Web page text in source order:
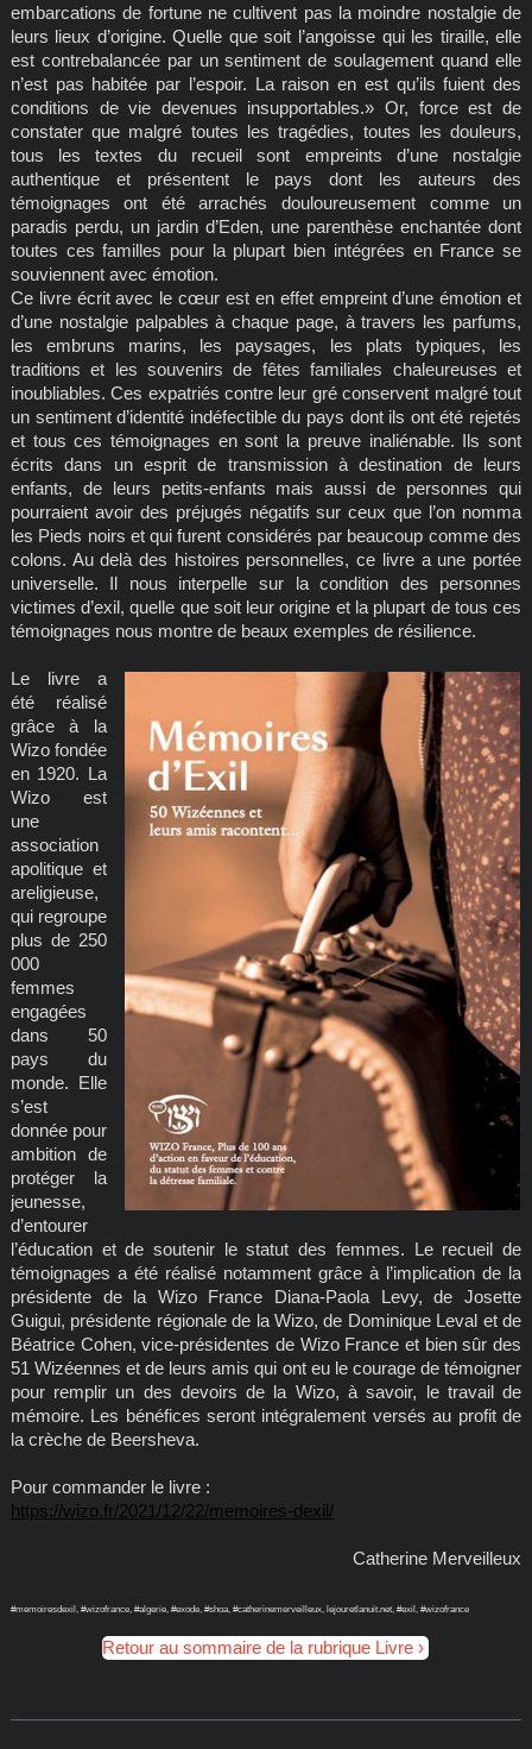
embarcations de fortune ne cultivent pas la moindre nostalgie de
leurs lieux d’origine. Quelle que soit l’angoisse qui les tiraille, elle
est contrebalancée par un sentiment de soulagement quand elle
n’est pas habitée par l’espoir. La raison en est qu’ils fuient des
conditions de vie devenues insupportables.» Or, force est de
constater que malgré toutes les tragédies, toutes les douleurs,
tous les textes du recueil sont empreints d’une nostalgie
authentique et présentent le pays dont les auteurs des
témoignages ont été arrachés douloureusement comme un
paradis perdu, un jardin d’Eden, une parenthèse enchantée dont
toutes ces familles pour la plupart bien intégrées en France se
souviennent avec émotion.
Ce livre écrit avec le cœur est en effet empreint d’une émotion et
d’une nostalgie palpables à chaque page, à travers les parfums,
les embruns marins, les paysages, les plats typiques, les
traditions et les souvenirs de fêtes familiales chaleureuses et
inoubliables. Ces expatriés contre leur gré conservent malgré tout
un sentiment d’identité indéfectible du pays dont ils ont été rejetés
et tous ces témoignages en sont la preuve inaliénable. Ils sont
écrits dans un esprit de transmission à destination de leurs
enfants, de leurs petits-enfants mais aussi de personnes qui
pourraient avoir des préjugés négatifs sur ceux que l’on nomma
les Pieds noirs et qui furent considérés par beaucoup comme des
colons. Au delà des histoires personnelles, ce livre a une portée
universelle. Il nous interpelle sur la condition des personnes
victimes d’exil, quelle que soit leur origine et la plupart de tous ces
témoignages nous montre de beaux exemples de résilience.
Le livre a
été réalisé
grâce à la
Wizo fondée
en 1920. La
Wizo est
une
association
apolitique et
areligieuse,
qui regroupe
plus de 250
000
femmes
engagées
dans 50
pays du
monde. Elle
s’est
donnée pour
ambition de
protéger la
jeunesse,
d’entourer
l’éducation et de soutenir le statut des femmes. Le recueil de
témoignages a été réalisé notamment grâce à l’implication de la
présidente de la Wizo France Diana-Paola Levy, de Josette
Guigui, présidente régionale de la Wizo, de Dominique Leval et de
Béatrice Cohen, vice-présidentes de Wizo France et bien sûr des
51 Wizéennes et de leurs amis qui ont eu le courage de témoigner
pour remplir un des devoirs de la Wizo, à savoir, le travail de
mémoire. Les bénéfices seront intégralement versés au profit de
la crèche de Beersheva.
Pour commander le livre :
https://wizo.fr/2021/12/22/memoires-dexil/
Catherine Merveilleux
#memoiresdexil, #wizofrance, #algerie, #exode, #shoa, #catherinemerveilleux, lejouretlanuit.net, #exil, #wizofrance
Retour au sommaire de la rubrique Livre